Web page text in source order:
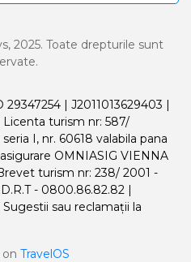
2025. Toate drepturile sunt
| J2011013629403 |
Licenta turism nr: 587/
I, nr. 60618 valabila pana
OMNIASIG VIENNA
turism nr: 238/ 2001 -
- 0800.86.82.82 |
| Sugestii sau reclamații la
on TravelOS